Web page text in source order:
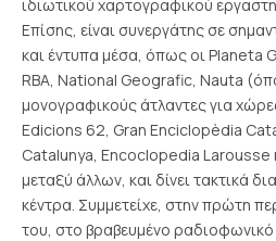
ιδιωτικού χαρτογραφικού
Επίσης, είναι συνεργάτης σε
και έντυπα μέσα, όπως οι Planeta
RBA, National Geografic, Nauta
μονογραφικούς άτλαντες για
Edicions 62, Gran Enciclopèdia
Catalunya, Encoclopedia Larousse
μεταξύ άλλων, και δίνει τακτικά
κέντρα. Συμμετείχε, στην πρώτη
του, στο βραβευμένο